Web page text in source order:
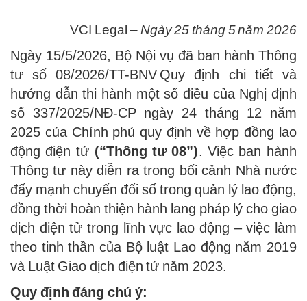
VCI Legal –Ngày 25 tháng 5 năm 2026
Ngày 15/5/2026, Bộ Nội vụ đã ban hành Thông
tư số 08/2026/TT-BNV Quy định chi tiết và
hướng dẫn thi hành một số điều của Nghị định
số 337/2025/NĐ-CP ngày 24 tháng 12 năm
2025 của Chính phủ quy định về hợp đồng lao
động điện tử (“Thông tư 08”). Việc ban hành
Thông tư này diễn ra trong bối cảnh Nhà nước
đẩy mạnh chuyển đổi số trong quản lý lao động,
đồng thời hoàn thiện hành lang pháp lý cho giao
dịch điện tử trong lĩnh vực lao động – việc làm
theo tinh thần của Bộ luật Lao động năm 2019
và Luật Giao dịch điện tử năm 2023.
Quy định đáng chú ý: